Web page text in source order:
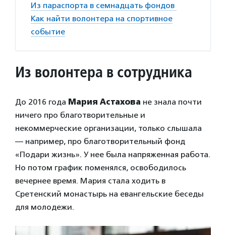
Из параспорта в семнадцать фондов
Как найти волонтера на спортивное
событие
Из волонтера в сотрудника
До 2016 года Мария Астахова не знала почти
ничего про благотворительные и
некоммерческие организации, только слышала
— например, про благотворительный фонд
«Подари жизнь». У нее была напряженная работа.
Но потом график поменялся, освободилось
вечернее время. Мария стала ходить в
Сретенский монастырь на евангельские беседы
для молодежи.